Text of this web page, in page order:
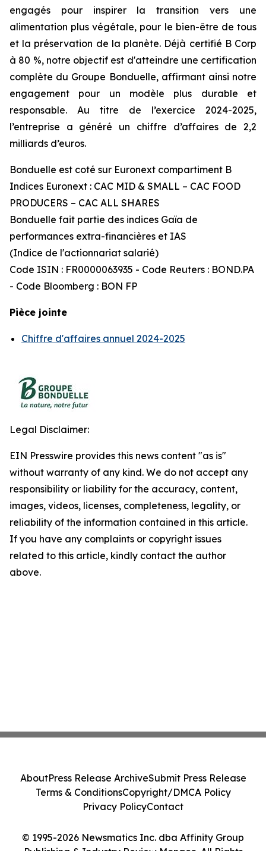
engagés pour inspirer la transition vers une
alimentation plus végétale, pour le bien-être de tous
et la préservation de la planète. Déjà certifié B Corp
à 80 %, notre objectif est d'atteindre une certification
complète du Groupe Bonduelle, affirmant ainsi notre
engagement pour un modèle plus durable et
responsable. Au titre de l’exercice 2024-2025,
l’entreprise a généré un chiffre d’affaires de 2,2
milliards d’euros.
Bonduelle est coté sur Euronext compartiment B
Indices Euronext : CAC MID & SMALL – CAC FOOD
PRODUCERS – CAC ALL SHARES
Bonduelle fait partie des indices Gaïa de
performances extra-financières et IAS
(Indice de l'actionnariat salarié)
Code ISIN : FR0000063935 - Code Reuters : BOND.PA
- Code Bloomberg : BON FP
Pièce jointe
Chiffre d'affaires annuel 2024-2025
Legal Disclaimer:
EIN Presswire provides this news content "as is"
without warranty of any kind. We do not accept any
responsibility or liability for the accuracy, content,
images, videos, licenses, completeness, legality, or
reliability of the information contained in this article.
If you have any complaints or copyright issues
related to this article, kindly contact the author
above.
© 1995-2026 Newsmatics Inc. dba Affinity Group
Publishing & Industry Review Monaco. All Rights
AboutPress Release ArchiveSubmit Press Release
Terms & ConditionsCopyright/DMCA Policy
Privacy PolicyContact